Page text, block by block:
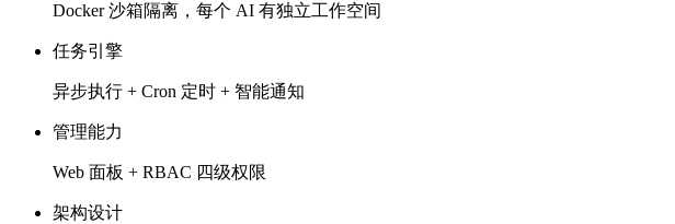
Docker 沙箱隔离，每个 AI 有独立工作空间
任务引擎
异步执行 + Cron 定时 + 智能通知
管理能力
Web 面板 + RBAC 四级权限
架构设计